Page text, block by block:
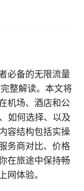
必备的无限流量
整解读。本文将
机场、酒店和公
如何选择、以及
容结构包括实操
务商对比、价格
在旅途中保持畅
网体验。